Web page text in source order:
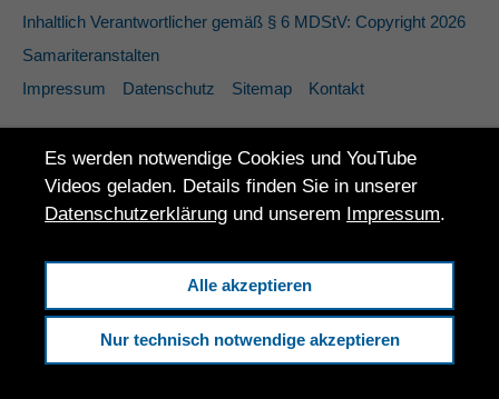
Inhaltlich Verantwortlicher gemäß § 6 MDStV: Copyright 2026
Samariteranstalten
Impressum
Datenschutz Sitemap Kontakt
Es werden notwendige Cookies und YouTube
Videos geladen. Details finden Sie in unserer
Datenschutzerklärung und unserem Impressum.
Alle akzeptieren
Nur technisch notwendige akzeptieren